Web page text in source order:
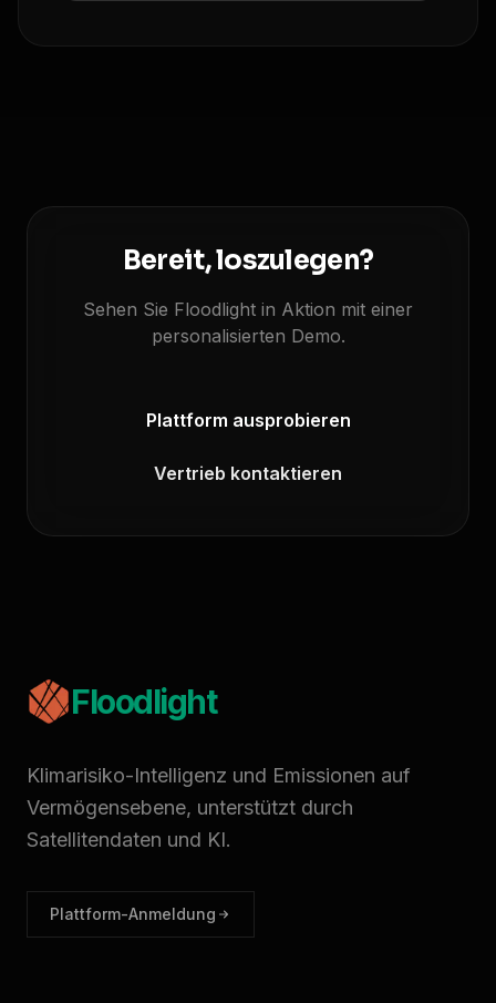
Bereit, loszulegen?
Sehen Sie Floodlight in Aktion mit einer
personalisierten Demo.
Plattform ausprobieren
Vertrieb kontaktieren
Floodlight
Klimarisiko-Intelligenz und Emissionen auf
Vermögensebene, unterstützt durch
Satellitendaten und KI.
Plattform-Anmeldung